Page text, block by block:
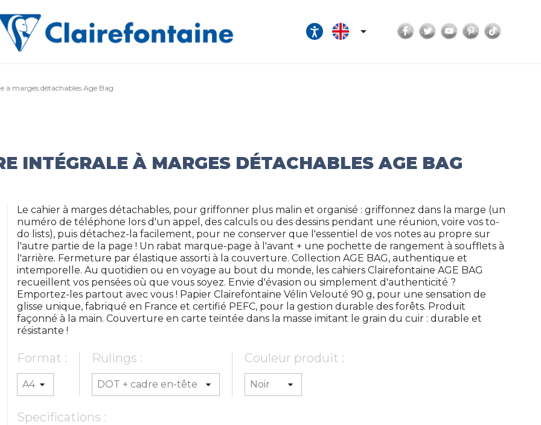
 Facebook
TwitterYouTubePinterest
à marges détachables Age Bag
INTÉGRALE À MARGES DÉTACHABLES AGE BAG
Le cahier à marges détachables, pour griffonner plus malin et organisé : griffonnez dans la marge (un
numéro de téléphone lors d'un appel, des calculs ou des dessins pendant une réunion, voire vos to-
do lists), puis détachez-la facilement, pour ne conserver que l'essentiel de vos notes au propre sur
l'autre partie de la page ! Un rabat marque-page à l'avant + une pochette de rangement à soufflets à
l'arrière. Fermeture par élastique assorti à la couverture. Collection AGE BAG, authentique et
intemporelle. Au quotidien ou en voyage au bout du monde, les cahiers Clairefontaine AGE BAG
recueillent vos pensées où que vous soyez. Envie d'évasion ou simplement d'authenticité ?
Emportez-les partout avec vous ! Papier Clairefontaine Vélin Velouté 90 g, pour une sensation de
glisse unique, fabriqué en France et certifié PEFC, pour la gestion durable des forêts. Produit
façonné à la main. Couverture en carte teintée dans la masse imitant le grain du cuir : durable et
résistante !
Format : Rulings : Couleur produit :
Specifications :